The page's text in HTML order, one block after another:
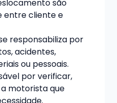
são
entre cliente e
responsabiliza por
acidentes,
ou pessoais.
por verificar,
motorista que